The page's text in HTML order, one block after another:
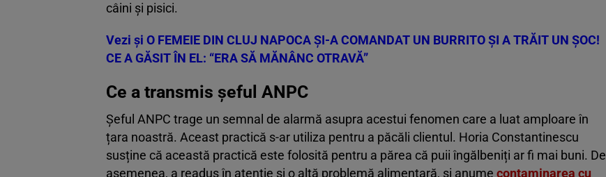
câini și pisici.
Vezi și O FEMEIE DIN CLUJ NAPOCA ȘI-A COMANDAT UN BURRITO ȘI A TRĂIT UN ȘOC!
CE A GĂSIT ÎN EL: “ERA SĂ MĂNÂNC OTRAVĂ”
Ce a transmis șeful ANPC
Șeful ANPC trage un semnal de alarmă asupra acestui fenomen care a luat amploare în
țara noastră. Aceast practică s-ar utiliza pentru a păcăli clientul. Horia Constantinescu
susține că această practică este folosită pentru a părea că puii îngălbeniți ar fi mai buni. De
asemenea, a readus în atenție și o altă problemă alimentară, și anume contaminarea cu